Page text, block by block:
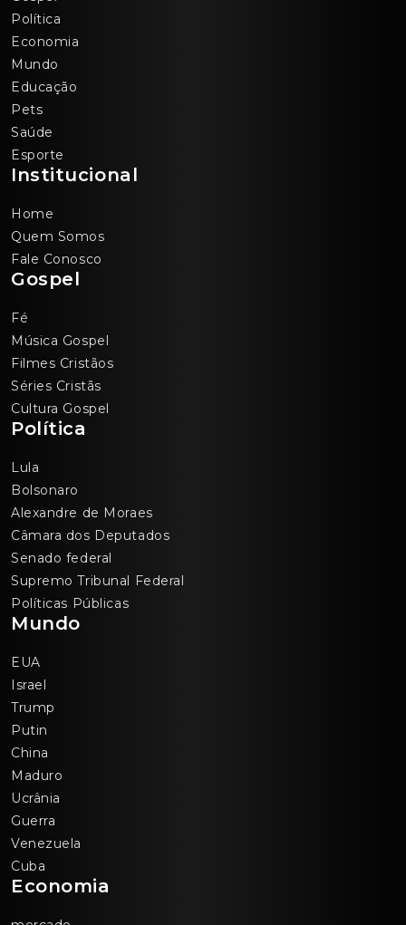
Política
Economia
Mundo
Educação
Pets
Saúde
Esporte
Institucional
Home
Quem Somos
Fale Conosco
Gospel
Fé
Música Gospel
Filmes Cristãos
Séries Cristãs
Cultura Gospel
Política
Lula
Bolsonaro
Alexandre de Moraes
Câmara dos Deputados
Senado federal
Supremo Tribunal Federal
Políticas Públicas
Mundo
EUA
Israel
Trump
Putin
China
Maduro
Ucrânia
Guerra
Venezuela
Cuba
Economia